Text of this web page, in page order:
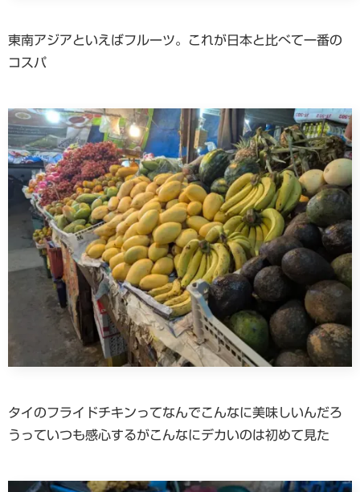
東南アジアといえばフルーツ。これが日本と比べて一番の
コスパ
タイのフライドチキンってなんでこんなに美味しいんだろ
うっていつも感心するがこんなにデカいのは初めて見た